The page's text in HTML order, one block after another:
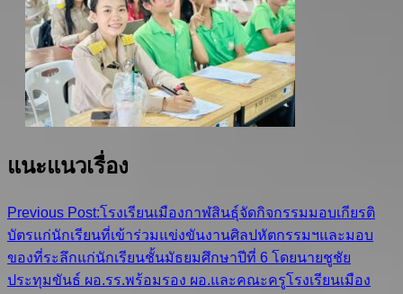
แนะแนวเรื่อง
Previous Post:โรงเรียนเมืองกาฬสินธุ์จัดกิจกรรมมอบเกียรติ
บัตรแก่นักเรียนที่เข้าร่วมแข่งขันงานศิลปหัตกรรมฯและมอบ
ของที่ระลึกแก่นักเรียนชั้นมัธยมศึกษาปีที่ 6 โดยนายชูชัย
ประทุมขันธ์ ผอ.รร.พร้อมรอง ผอ.และคณะครูโรงเรียนเมือง